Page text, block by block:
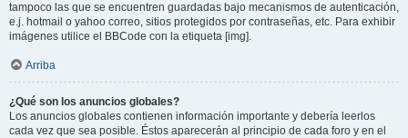
tampoco las que se encuentren guardadas bajo mecanismos de autenticación,
e.j. hotmail o yahoo correo, sitios protegidos por contraseñas, etc. Para exhibir
imágenes utilice el BBCode con la etiqueta [img].
Arriba
¿Qué son los anuncios globales?
Los anuncios globales contienen información importante y debería leerlos
cada vez que sea posible. Éstos aparecerán al principio de cada foro y en el